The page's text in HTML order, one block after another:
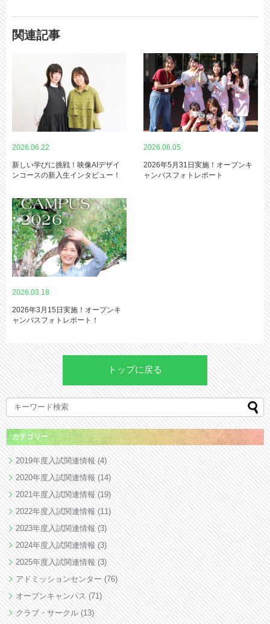
関連記事
2026.06.22
新しい学びに挑戦！映像AIデザイ
ンコースの新入生インタビュー！
2026.06.05
2026年5月31日実施！オープンキ
ャンパスフォトレポート
2026.03.18
2026年3月15日実施！オープンキ
ャンパスフォトレポート！
トップに戻る
カテゴリー
2019年度入試関連情報 (4)
2020年度入試関連情報 (14)
2021年度入試関連情報 (19)
2022年度入試関連情報 (11)
2023年度入試関連情報 (3)
2024年度入試関連情報 (3)
2025年度入試関連情報 (3)
アドミッションセンター (76)
オープンキャンパス (71)
クラブ・サークル (13)